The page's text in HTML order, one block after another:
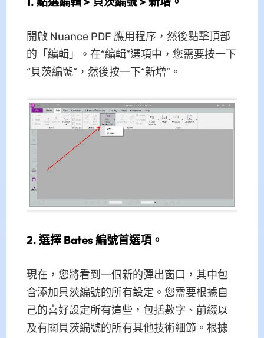
開啟 Nuance PDF 應用程序，然後點擊頂部
的「編輯」。在“編輯”選項中，您需要按一下
“貝茨編號”，然後按一下“新增”。
2. 選擇 Bates 編號首選項。
現在，您將看到一個新的彈出窗口，其中包
含添加貝茨編號的所有設定。您需要根據自
己的喜好設定所有這些，包括數字、前綴以
及有關貝茨編號的所有其他技術細節。根據